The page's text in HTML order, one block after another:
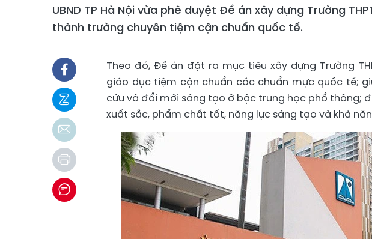
UBND TP Hà Nội vừa phê duyệt Đề án xây dựng Trường
thành trường chuyên tiệm cận chuẩn quốc tế.
Theo đó, Đề án đặt ra mục tiêu xây dựng Trường
giáo dục tiệm cận chuẩn các chuẩn mực quốc tế;
cứu và đổi mới sáng tạo ở bậc trung học phổ thông;
xuất sắc, phẩm chất tốt, năng lực sáng tạo và khả